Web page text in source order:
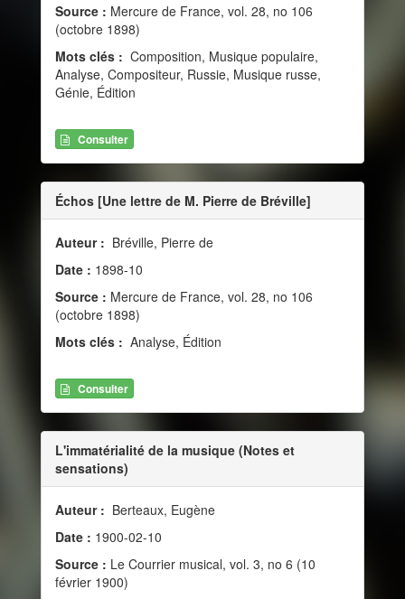
Source : Mercure de France, vol. 28, no 106
(octobre 1898)
Mots clés : Composition, Musique populaire,
Analyse, Compositeur, Russie, Musique russe,
Génie, Édition
Consulter
Échos [Une lettre de M. Pierre de Bréville]
Auteur : Bréville, Pierre de
Date : 1898-10
Source : Mercure de France, vol. 28, no 106
(octobre 1898)
Mots clés : Analyse, Édition
Consulter
L'immatérialité de la musique (Notes et
sensations)
Auteur : Berteaux, Eugène
Date : 1900-02-10
Source : Le Courrier musical, vol. 3, no 6 (10
février 1900)